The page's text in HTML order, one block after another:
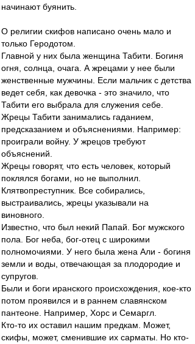
начинают буянить.
О религии скифов написано очень мало и
только Геродотом.
Главной у них была женщина Табити. Богиня
огня, солнца, очага. А жрецами у нее были
женственные мужчины. Если мальчик с детства
ведет себя, как девочка - это значило, что
Табити его выбрала для служения себе.
Жрецы Табити занимались гаданием,
предсказанием и объяснениями. Например:
проиграли войну. У жрецов требуют
объяснений.
Жрецы говорят, что есть человек, который
поклялся богами, но не выполнил.
Клятвопреступник. Все собирались,
выстраивались, жрецы указывали на
виновного.
Известно, что был некий Папай. Бог мужского
пола. Бог неба, бог-отец с широкими
полномочиями. У него была жена Али - богиня
земли и воды, отвечающая за плодородие и
супругов.
Были и боги иранского происхождения, кое-кто
потом проявился и в раннем славянском
пантеоне. Например, Хорс и Семаргл.
Кто-то их оставил нашим предкам. Может,
скифы, может, сменившие их сарматы. Но кто-